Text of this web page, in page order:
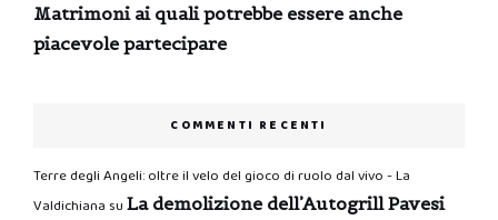
Matrimoni ai quali potrebbe essere anche
piacevole partecipare
COMMENTI RECENTI
Terre degli Angeli: oltre il velo del gioco di ruolo dal vivo - La
Valdichiana su La demolizione dell’Autogrill Pavesi